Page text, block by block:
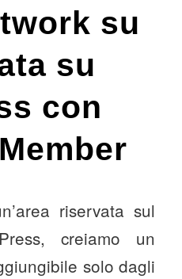
su
su
con
riservata sul
creiamo un
solo dagli